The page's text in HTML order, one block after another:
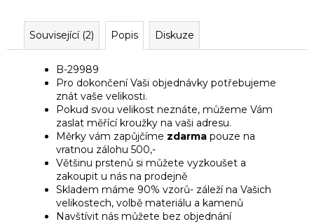
Související (2) Popis Diskuze
B-29989
Pro dokončení Vaši objednávky potřebujeme
znát vaše velikosti.
Pokud svou velikost neznáte, můžeme Vám
zaslat měřící kroužky na vaši adresu.
Měrky vám zapůjčíme zdarma pouze na
vratnou zálohu 500,-
Většinu prstenů si můžete vyzkoušet a
zakoupit u nás na prodejně
Skladem máme 90% vzorů- záleží na Vašich
velikostech, volbě materiálu a kamenů
Navštívit nás můžete bez objednání